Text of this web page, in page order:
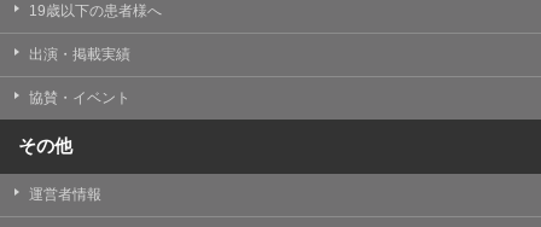
19歳以下の患者様へ
出演・掲載実績
協賛・イベント
その他
運営者情報